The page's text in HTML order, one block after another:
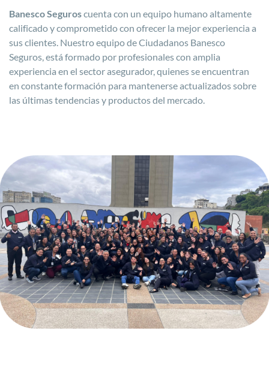
Banesco Seguroscuenta con un equipo humano altamente
calificado y comprometido con ofrecer la mejor experiencia a
sus clientes. Nuestro equipo de Ciudadanos Banesco
Seguros, está formado por profesionales con amplia
experiencia en el sector asegurador, quienes se encuentran
en constante formación para mantenerse actualizados sobre
las últimas tendencias y productos del mercado.